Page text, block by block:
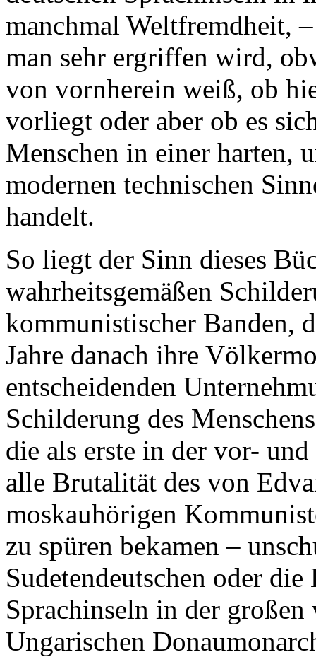
manchmal Weltfremdheit,
man sehr ergriffen wird,
von vornherein weiß, ob
vorliegt oder aber ob es
Menschen in einer harten,
modernen technischen
handelt.
So liegt der Sinn dieses
wahrheitsgemäßen
kommunistischer Banden,
Jahre danach ihre
entscheidenden
Schilderung des
die als erste in der vor-
alle Brutalität des von
moskauhörigen
zu spüren bekamen –
Sudetendeutschen oder
Sprachinseln in der
Ungarischen